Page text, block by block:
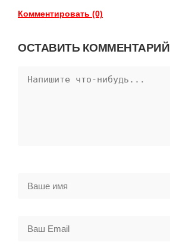
Комментировать (0)
ОСТАВИТЬ КОММЕНТАРИЙ